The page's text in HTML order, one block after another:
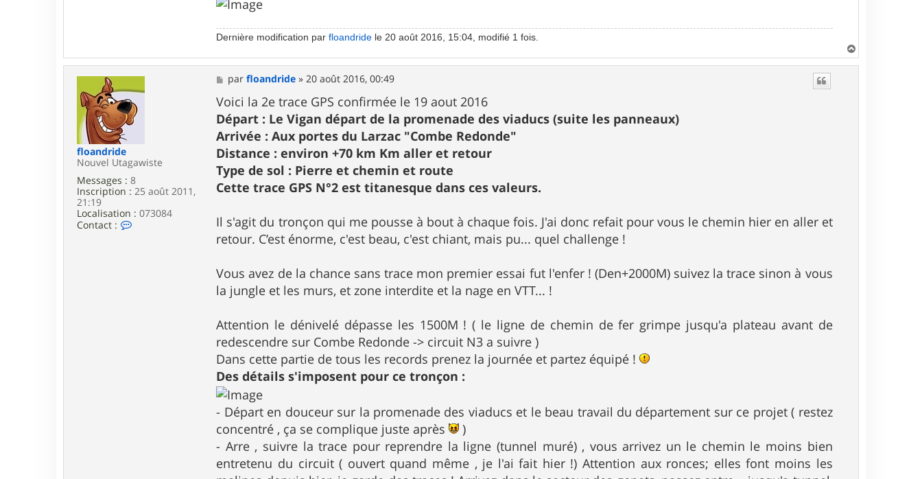
Dernière modification parfloandride le 20 août 2016, 15:04, modifié 1 fois.
a
floandride
Nouvel Utagawiste
Messages : 8
Inscription : 25 août 2011,
21:19
Localisation : 073084
Contact :
M
e
s
s
a
g
e
parfloandride »20 août 2016, 00:49
Voici la 2e trace GPS confirmée le 19 aout 2016
Départ : Le Vigan départ de la promenade des viaducs (suite les panneaux)
Arrivée : Aux portes du Larzac "Combe Redonde"
Distance : environ +70 km Km aller et retour
Type de sol : Pierre et chemin et route
Cette trace GPS N°2 est titanesque dans ces valeurs.
Il s'agit du tronçon qui me pousse à bout à chaque fois. J'ai donc refait pour vous le chemin hier en aller et
retour. C’est énorme, c'est beau, c'est chiant, mais pu... quel challenge !
Vous avez de la chance sans trace mon premier essai fut l'enfer ! (Den+2000M) suivez la trace sinon à vous
la jungle et les murs, et zone interdite et la nage en VTT... !
Attention le dénivelé dépasse les 1500M ! ( le ligne de chemin de fer grimpe jusqu'a plateau avant de
redescendre sur Combe Redonde -> circuit N3 a suivre )
Dans cette partie de tous les records prenez la journée et partez équipé !
Des détails s'imposent pour ce tronçon :
- Départ en douceur sur la promenade des viaducs et le beau travail du département sur ce projet ( restez
concentré , ça se complique juste après
)
- Arre , suivre la trace pour reprendre la ligne (tunnel muré) , vous arrivez un le chemin le moins bien
entretenu du circuit ( ouvert quand même , je l'ai fait hier !) Attention aux ronces; elles font moins les